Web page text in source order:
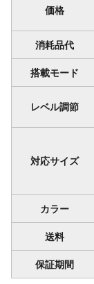
価格
消耗品代
搭載モード
レベル調節
対応サイズ
カラー
送料
保証期間